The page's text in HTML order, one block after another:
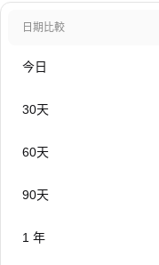
日期比較
今日
30天
60天
90天
1 年